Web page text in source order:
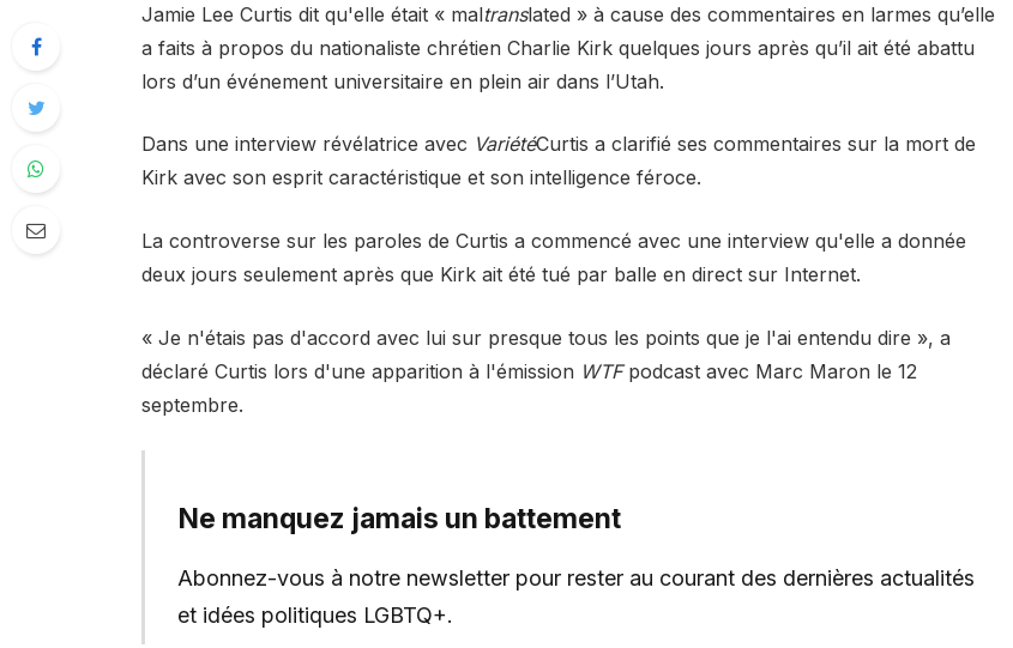
Jamie Lee Curtis dit qu'elle était « maltranslated » à cause des commentaires en larmes qu’elle
a faits à propos du nationaliste chrétien Charlie Kirk quelques jours après qu’il ait été abattu
lors d’un événement universitaire en plein air dans l’Utah.
Dans une interview révélatrice avec VariétéCurtis a clarifié ses commentaires sur la mort de
Kirk avec son esprit caractéristique et son intelligence féroce.
La controverse sur les paroles de Curtis a commencé avec une interview qu'elle a donnée
deux jours seulement après que Kirk ait été tué par balle en direct sur Internet.
« Je n'étais pas d'accord avec lui sur presque tous les points que je l'ai entendu dire », a
déclaré Curtis lors d'une apparition à l'émission WTFpodcast avec Marc Maron le 12
septembre.
Ne manquez jamais un battement
Abonnez-vous à notre newsletter pour rester au courant des dernières actualités
et idées politiques LGBTQ+.